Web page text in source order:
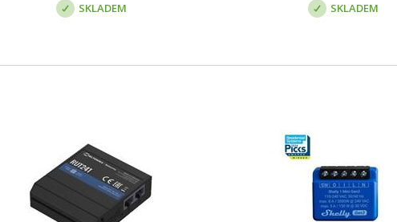
SKLADEM SKLADEM